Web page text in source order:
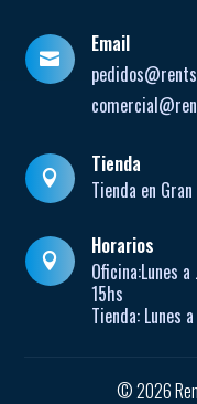

Email

Tienda
Tienda en

Horarios
Oficina:Lunes a
15hs
Tienda: Lunes
© 2026